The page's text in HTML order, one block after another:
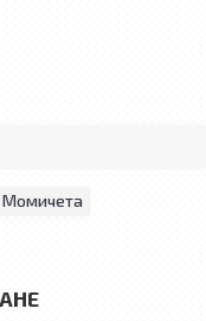
Момичета